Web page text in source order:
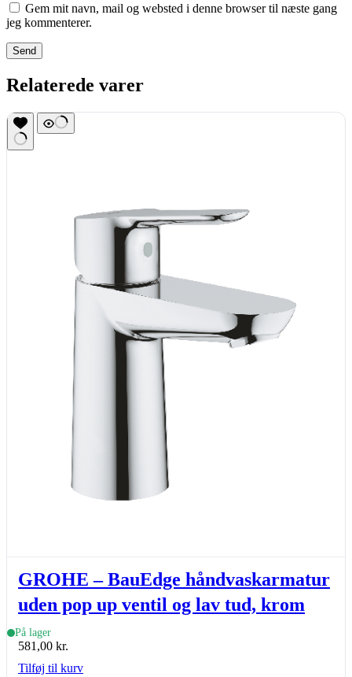
Gem mit navn, mail og websted i denne browser til næste gang
jeg kommenterer.
Send
Relaterede varer
GROHE – BauEdge håndvaskarmatur
uden pop up ventil og lav tud, krom
På lager
581,00 kr.
Tilføj til kurv